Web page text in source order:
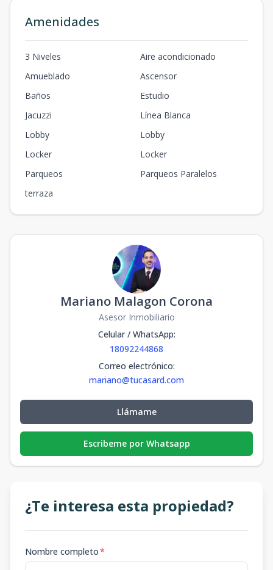
Amenidades
3 Niveles
Aire acondicionado
Amueblado
Ascensor
Baños
Estudio
Jacuzzi
Línea Blanca
Lobby
Lobby
Locker
Locker
Parqueos
Parqueos Paralelos
terraza
Mariano Malagon Corona
Asesor Inmobiliario
Celular / WhatsApp:
18092244868
Correo electrónico:
mariano@tucasard.com
Llámame
Escribeme por Whatsapp
¿Te interesa esta propiedad?
Nombre completo*